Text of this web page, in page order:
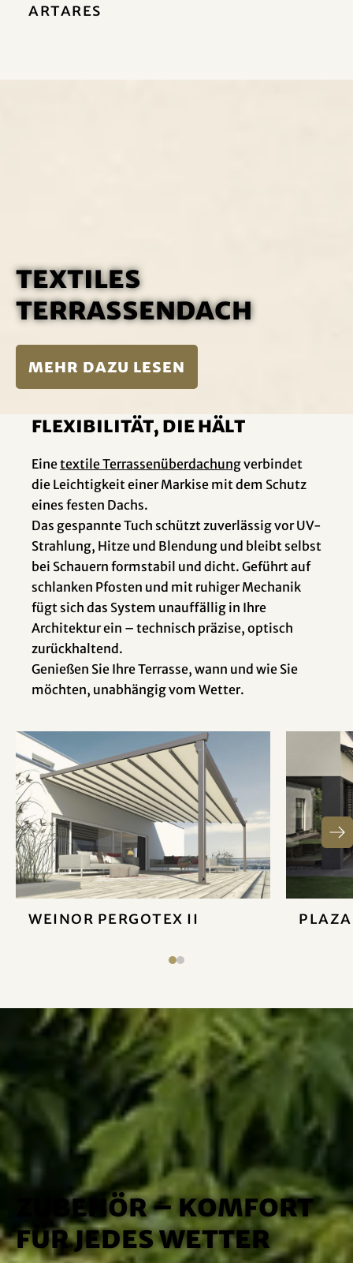
Artares
Textiles
Terrassendach
mehr dazu lesen
Flexibilität, die hält
Einetextile Terrassenüberdachungverbindet
die Leichtigkeit einer Markise mit dem Schutz
eines festen Dachs.
Das gespannte Tuch schützt zuverlässig vor UV-
Strahlung, Hitze und Blendung und bleibt selbst
bei Schauern formstabil und dicht. Geführt auf
schlanken Pfosten und mit ruhiger Mechanik
fügt sich das System unauffällig in Ihre
Architektur ein – technisch präzise, optisch
zurückhaltend.
Genießen Sie Ihre Terrasse, wann und wie Sie
möchten, unabhängig vom Wetter.
weinor PergoTex II
Zubehör – Komfort
für jedes Wetter